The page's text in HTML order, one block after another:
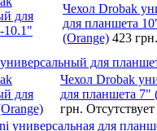
Чехол Drobak
для планшета
(Orange) 423 грн.
для
Чехол Drobak
для планшета 7"
грн. Отсутствует
универсальная для